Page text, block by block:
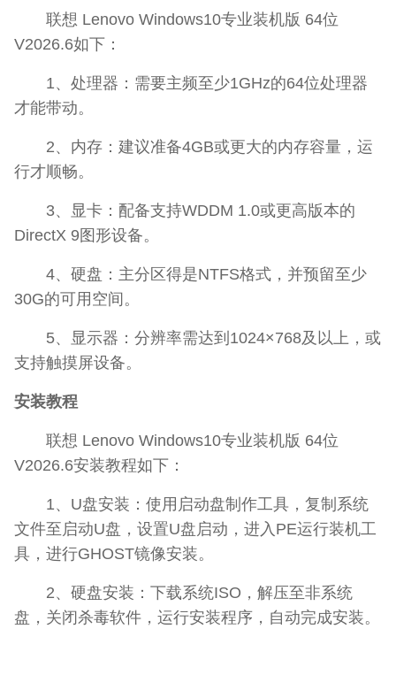
联想 Lenovo Windows10专业装机版 64位
V2026.6如下：
1、处理器：需要主频至少1GHz的64位处理器
才能带动。
2、内存：建议准备4GB或更大的内存容量，运
行才顺畅。
3、显卡：配备支持WDDM 1.0或更高版本的
DirectX 9图形设备。
4、硬盘：主分区得是NTFS格式，并预留至少
30G的可用空间。
5、显示器：分辨率需达到1024×768及以上，或
支持触摸屏设备。
安装教程
联想 Lenovo Windows10专业装机版 64位
V2026.6安装教程如下：
1、U盘安装：使用启动盘制作工具，复制系统
文件至启动U盘，设置U盘启动，进入PE运行装机工
具，进行GHOST镜像安装。
2、硬盘安装：下载系统ISO，解压至非系统
盘，关闭杀毒软件，运行安装程序，自动完成安装。